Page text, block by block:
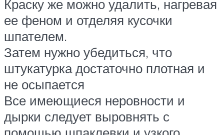
Краску же можно удалить, нагревая
ее феном и отделяя кусочки
шпателем.
Затем нужно убедиться, что
штукатурка достаточно плотная и
не осыпается
Все имеющиеся неровности и
дырки следует выровнять с